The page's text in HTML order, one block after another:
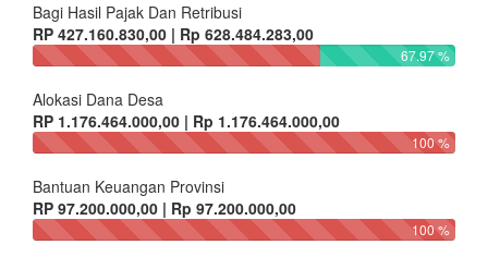
Bagi Hasil Pajak Dan Retribusi
RP 427.160.830,00 | Rp 628.484.283,00
67.97 %
Alokasi Dana Desa
RP 1.176.464.000,00 | Rp 1.176.464.000,00
100 %
Bantuan Keuangan Provinsi
RP 97.200.000,00 | Rp 97.200.000,00
100 %